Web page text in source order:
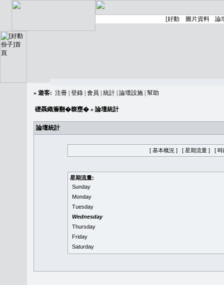
» 遊客: 注冊 登錄 會員 統計 論壇設施 幫助
礎聶織簷翻�䪖壅� » 論壇統計
論壇統計
[ 基本概況 ] [ 星期流量 ] [ 時
星期流量:
Sunday
Monday
Tuesday
Wednesday
Thursday
Friday
Saturday